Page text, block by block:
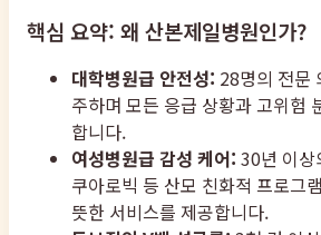
핵심 요약: 왜 산본제일병원인가?
대학병원급 안전성: 28명의 전문
주하며 모든 응급 상황과 고위험
합니다.
여성병원급 감성 케어: 30년 이상
쿠아로빅 등 산모 친화적 프로그
뜻한 서비스를 제공합니다.